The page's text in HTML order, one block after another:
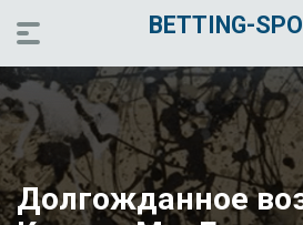
BETTING-
Долгожданное